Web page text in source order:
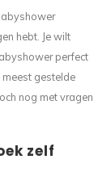
hebt. Je wilt
perfect
gestelde
nog met vragen
zelf